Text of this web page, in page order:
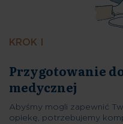
KROK I
Abyśmy mogli zapewnić
opiekę, potrzebujemy